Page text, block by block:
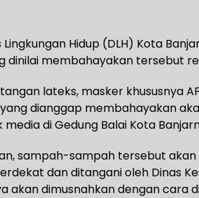
Lingkungan Hidup (DLH) Kota
dinilai membahayakan tersebut
lateks, masker khususnya
dianggap membahayakan
di Gedung Balai Kota
sampah-sampah tersebut
dan ditangani oleh Dinas
akan dimusnahkan dengan cara